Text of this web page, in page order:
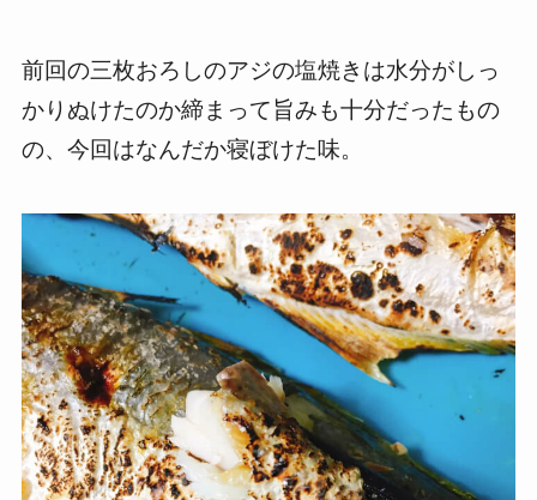
前回の三枚おろしのアジの塩焼きは水分がしっ
かりぬけたのか締まって旨みも十分だったもの
の、今回はなんだか寝ぼけた味。